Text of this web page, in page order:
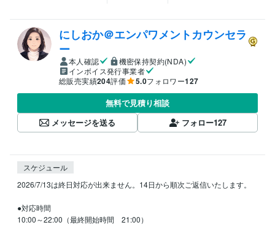
にしおか＠エンパワメントカウンセラ
ー
本人確認
機密保持契約(NDA)
インボイス発行事業者
総販売実績204評価 5.0フォロワー127
無料で見積り相談
メッセージを送る
フォロー127
スケジュール
2026/7/13は終日対応が出来ません。14日から順次ご返信いたします。
●対応時間
10:00～22:00（最終開始時間　21:00）